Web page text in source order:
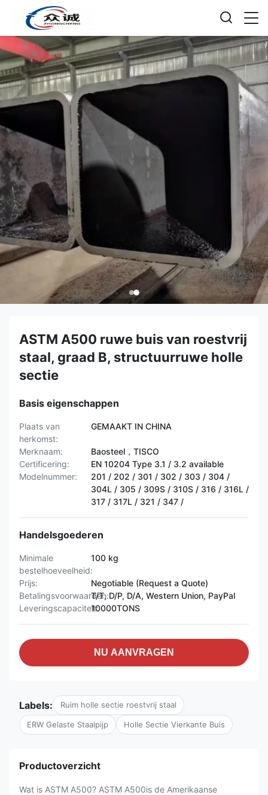
ASTM A500 ruwe buis van roestvrij
staal, graad B, structuurruwe holle
sectie
Basis eigenschappen
Plaats van
herkomst:
GEMAAKT IN CHINA
Merknaam:
Baosteel，TISCO
Certificering:
EN 10204 Type 3.1 / 3.2 available
Modelnummer:
201 / 202 / 301 / 302 / 303 / 304 /
304L / 305 / 309S / 310S / 316 / 316L /
317 / 317L / 321 / 347 /
Handelsgoederen
Minimale
bestelhoeveelheid:
100 kg
Prijs:
Negotiable (Request a Quote)
Betalingsvoorwaarden:T/T, D/P, D/A, Western Union, PayPal
Leveringscapaciteit:10000TONS
NU AANVRAGEN
Labels: Ruim holle sectie roestvrij staal
ERW Gelaste Staalpijp Holle Sectie Vierkante Buis
Productoverzicht
Wat is ASTM A500? ASTM A500is de Amerikaanse